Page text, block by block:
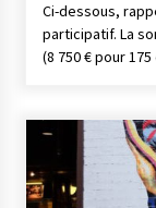
Ci-dessous,
participatif. La
(8 750 € pour